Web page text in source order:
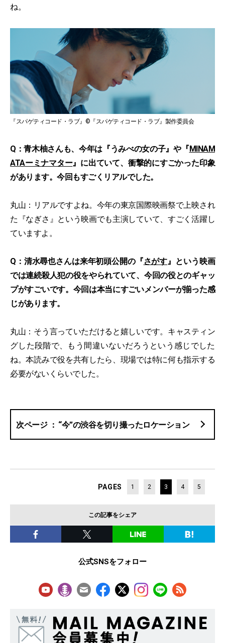
ね。
『スパゲティコード・ラブ』©『スパゲティコード・ラブ』製作委員会
Q：青木柚さんも、今年は『うみべの女の子』や『MINAM
ATAーミナマター』に出ていて、衝撃的にすごかった印象
があります。今回もすごくリアルでした。
丸山：リアルですよね。今年の東京国際映画祭で上映され
た『なぎさ』という映画でも主演していて、すごく活躍し
ていますよ。
Q：清水尋也さんは来年初頭公開の『さがす』という映画
では連続殺人犯の役をやられていて、今回の役とのギャッ
プがすごいです。今回は本当にすごいメンバーが揃った感
じがあります。
丸山：そう言っていただけると嬉しいです。キャスティン
グした段階で、もう間違いないだろうという感じでした
ね。本読みで役を共有したら、現場では特に何も指示する
必要がないくらいでした。
“今”の渋谷を切り撮ったロケーション
PAGES 1 2 3 4 5
この記事をシェア
公式SNSをフォロー